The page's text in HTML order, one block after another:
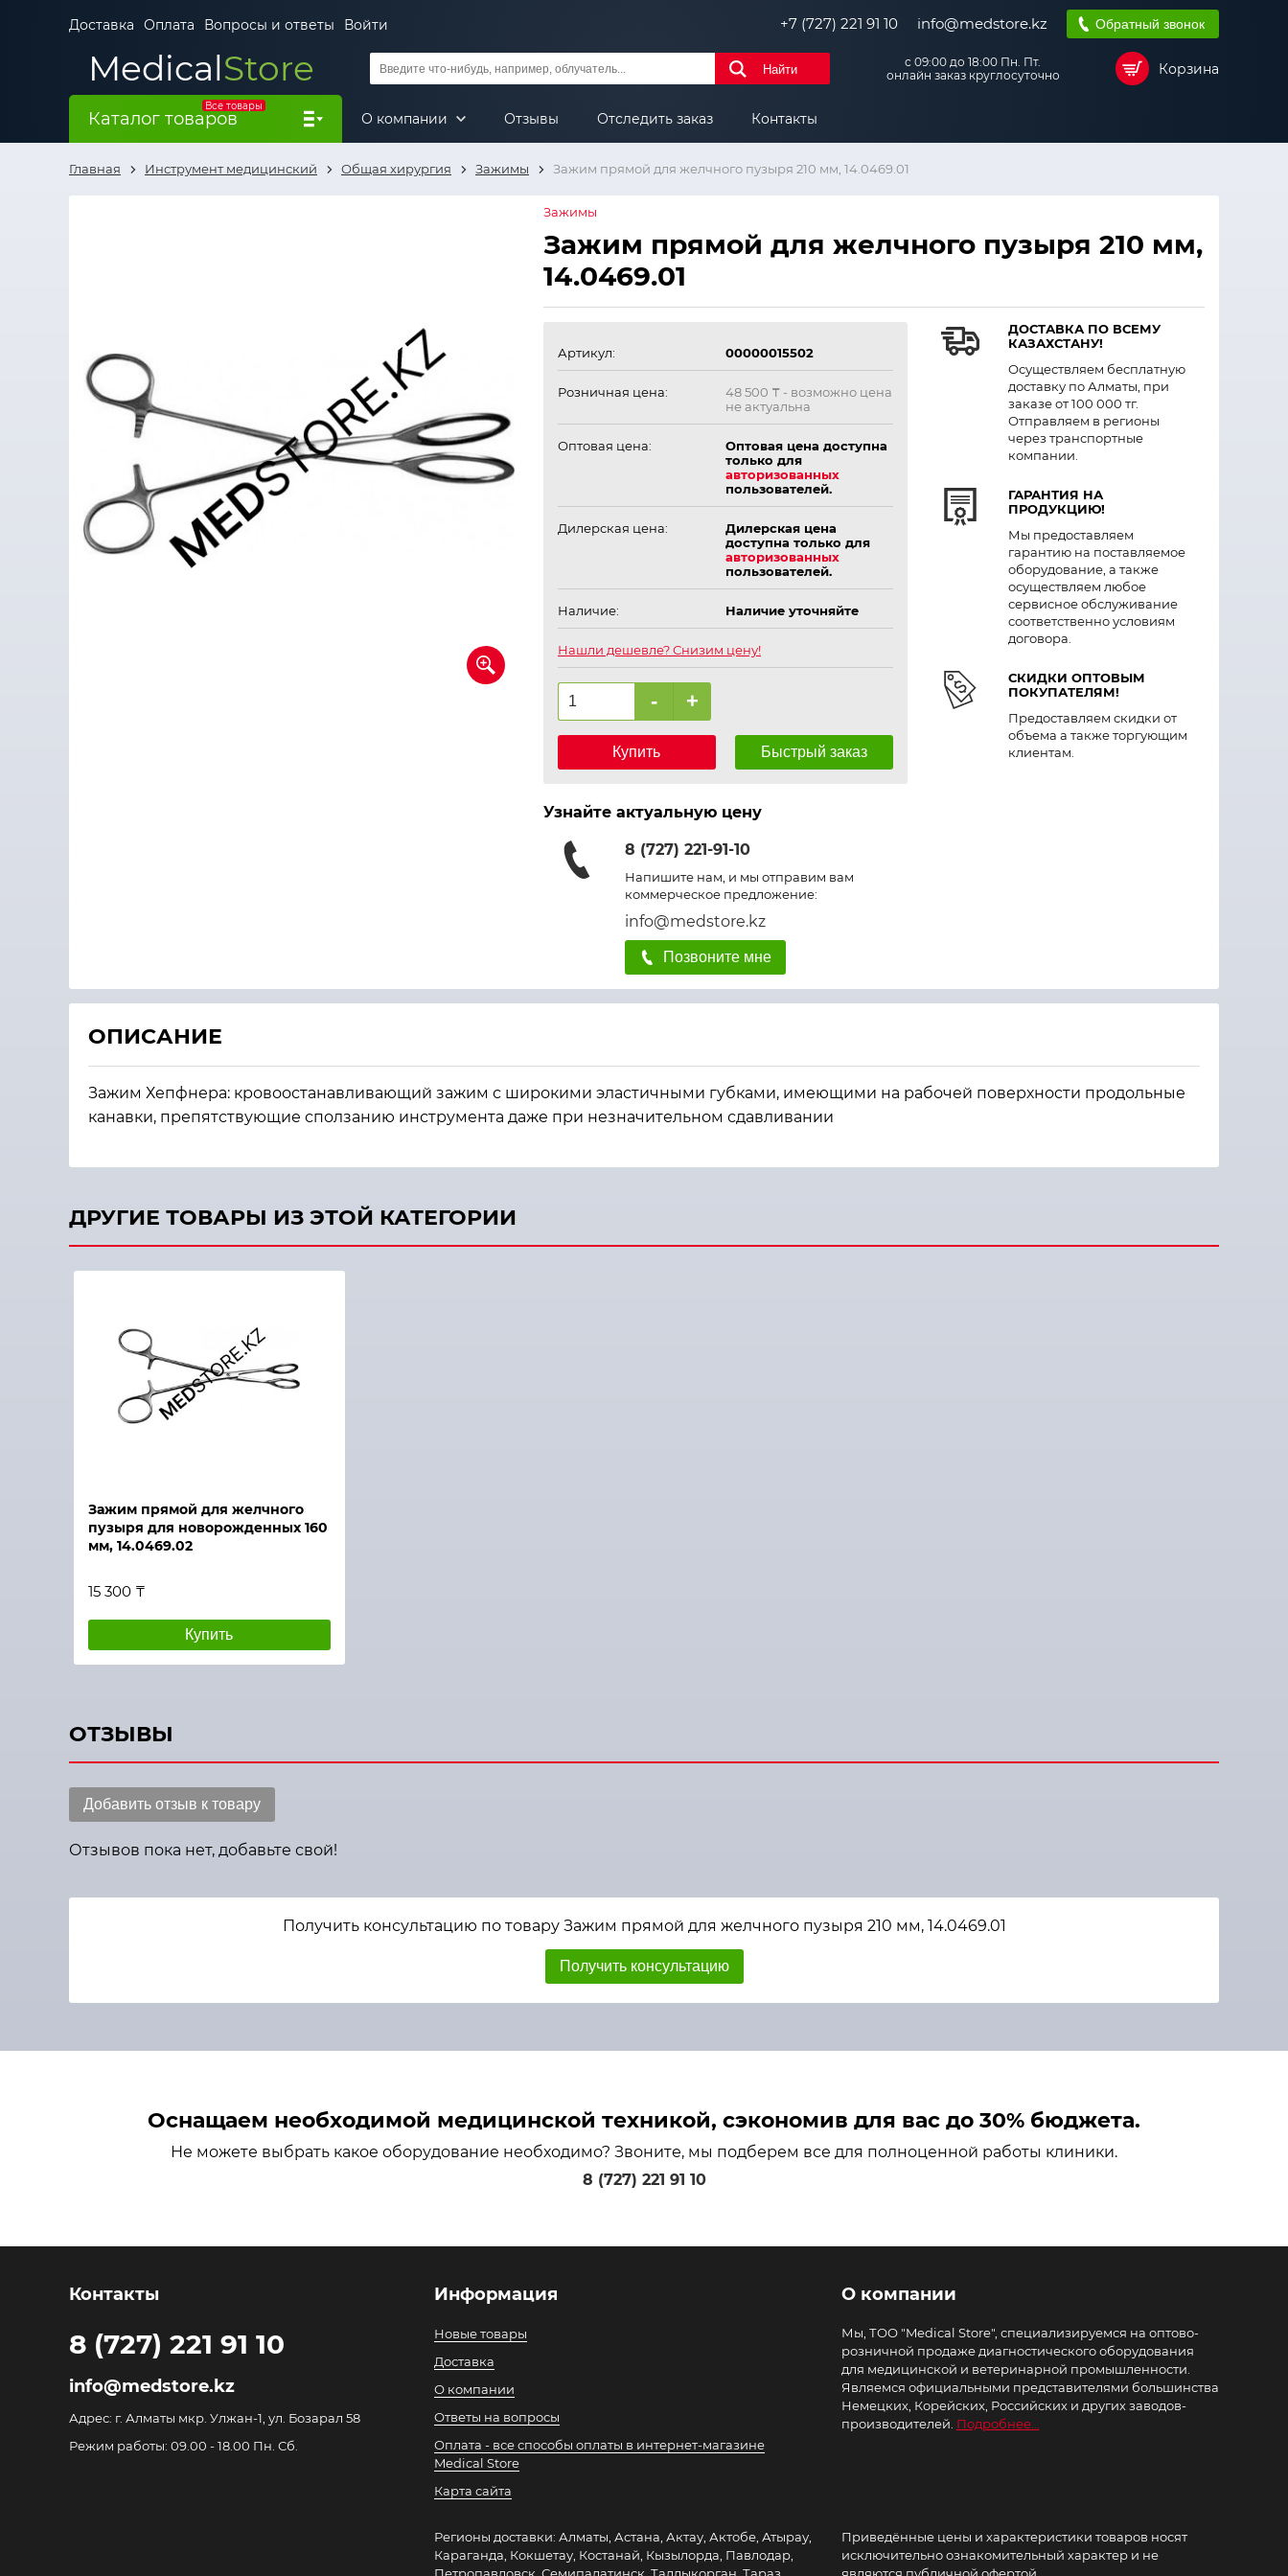
Доставка Оплата Вопросы и ответы Войти +7 (727) 221 91 10 info@medstore.kz Обратный звонок
MedicalStore Найти
с 09:00 до 18:00 Пн. Пт.
онлайн заказ круглосуточно
Корзина
Все товары
Каталог товаров О компании Отзывы Отследить заказ Контакты
Главная Инструмент медицинский Общая хирургия Зажимы Зажим прямой для желчного пузыря 210 мм, 14.0469.01
Зажимы
Зажим прямой для желчного пузыря 210 мм,
14.0469.01
Артикул: 00000015502
Розничная цена: 48 500 ₸ - возможно цена
не актуальна
Оптовая цена:
Оптовая цена доступна
только для
авторизованных
пользователей.
Дилерская цена:
Дилерская цена
доступна только для
авторизованных
пользователей.
Наличие: Наличие уточняйте
Нашли дешевле? Снизим цену!
- +
Купить Быстрый заказ
Узнайте актуальную цену
8 (727) 221-91-10
Напишите нам, и мы отправим вам
коммерческое предложение:
info@medstore.kz
Позвоните мне
ДОСТАВКА ПО ВСЕМУ
КАЗАХСТАНУ!
Осуществляем бесплатную
доставку по Алматы, при
заказе от 100 000 тг.
Отправляем в регионы
через транспортные
компании.
ГАРАНТИЯ НА
ПРОДУКЦИЮ!
Мы предоставляем
гарантию на поставляемое
оборудование, а также
осуществляем любое
сервисное обслуживание
соответственно условиям
договора.
СКИДКИ ОПТОВЫМ
ПОКУПАТЕЛЯМ!
Предоставляем скидки от
объема а также торгующим
клиентам.
ОПИСАНИЕ
Зажим Хепфнера: кровоостанавливающий зажим с широкими эластичными губками, имеющими на рабочей поверхности продольные
канавки, препятствующие сползанию инструмента даже при незначительном сдавливании
ДРУГИЕ ТОВАРЫ ИЗ ЭТОЙ КАТЕГОРИИ
Зажим прямой для желчного
пузыря для новорожденных 160
мм, 14.0469.02
15 300 ₸
Купить
ОТЗЫВЫ
Добавить отзыв к товару
Отзывов пока нет, добавьте свой!
Получить консультацию по товару Зажим прямой для желчного пузыря 210 мм, 14.0469.01
Получить консультацию
Оснащаем необходимой медицинской техникой, сэкономив для вас до 30% бюджета.
Не можете выбрать какое оборудование необходимо? Звоните, мы подберем все для полноценной работы клиники.
8 (727) 221 91 10
Контакты
8 (727) 221 91 10
info@medstore.kz
Адрес: г. Алматы мкр. Улжан-1, ул. Бозарал 58
Режим работы: 09.00 - 18.00 Пн. Сб.
Информация
Новые товары
Доставка
О компании
Ответы на вопросы
Оплата - все способы оплаты в интернет-магазине
Medical Store
Карта сайта
О компании
Мы, ТОО "Medical Store", специализируемся на оптово-
розничной продаже диагностического оборудования
для медицинской и ветеринарной промышленности.
Являемся официальными представителями большинства
Немецких, Корейских, Российских и других заводов-
производителей. Подробнее...
Регионы доставки: Алматы, Астана, Актау, Актобе, Атырау,
Караганда, Кокшетау, Костанай, Кызылорда, Павлодар,
Приведённые цены и характеристики товаров носят
исключительно ознакомительный характер и не